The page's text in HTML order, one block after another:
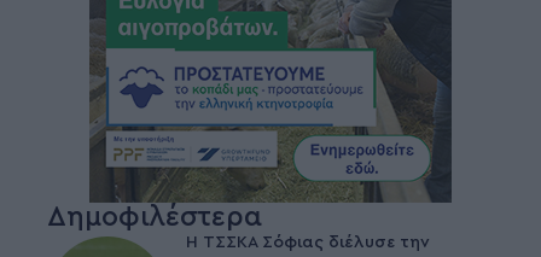
Δημοφιλέστερα
Η ΤΣΣΚΑ Σόφιας διέλυσε την